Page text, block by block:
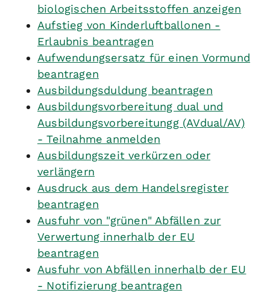
biologischen Arbeitsstoffen anzeigen
Aufstieg von Kinderluftballonen -
Erlaubnis beantragen
Aufwendungsersatz für einen Vormund
beantragen
Ausbildungsduldung beantragen
Ausbildungsvorbereitung dual und
Ausbildungsvorbereitungg (AVdual/AV)
- Teilnahme anmelden
Ausbildungszeit verkürzen oder
verlängern
Ausdruck aus dem Handelsregister
beantragen
Ausfuhr von "grünen" Abfällen zur
Verwertung innerhalb der EU
beantragen
Ausfuhr von Abfällen innerhalb der EU
- Notifizierung beantragen